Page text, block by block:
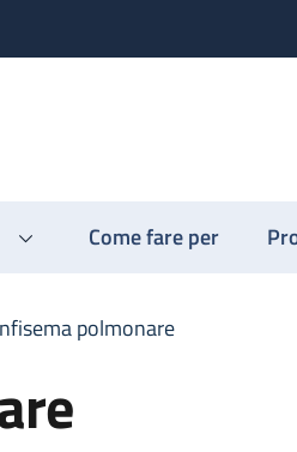
Come fare per
polmonare